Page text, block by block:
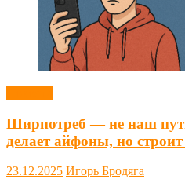
Ширпотреб — не наш
делает айфоны, но
23.12.2025 Игорь Бродяга